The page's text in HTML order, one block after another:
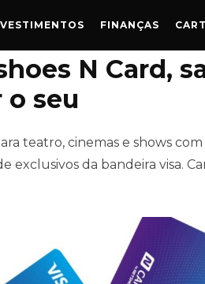
FINANÇAS
N Card,
o seu
teatro, cinemas e shows
exclusivos da bandeira visa.